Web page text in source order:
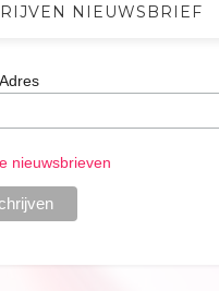
NIEUWSBRIEF
nieuwsbrieven